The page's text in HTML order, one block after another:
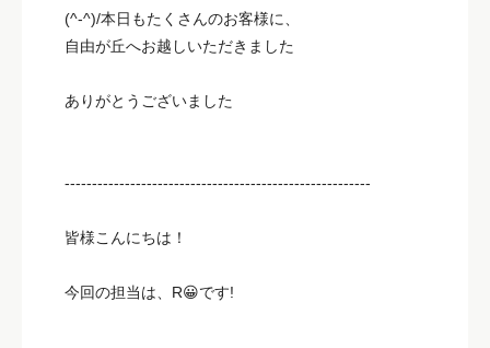
(^-^)/本日もたくさんのお客様に、
自由が丘へお越しいただきました
ありがとうございました
--------------------------------------------------------
皆様こんにちは！
今回の担当は、R😀です!